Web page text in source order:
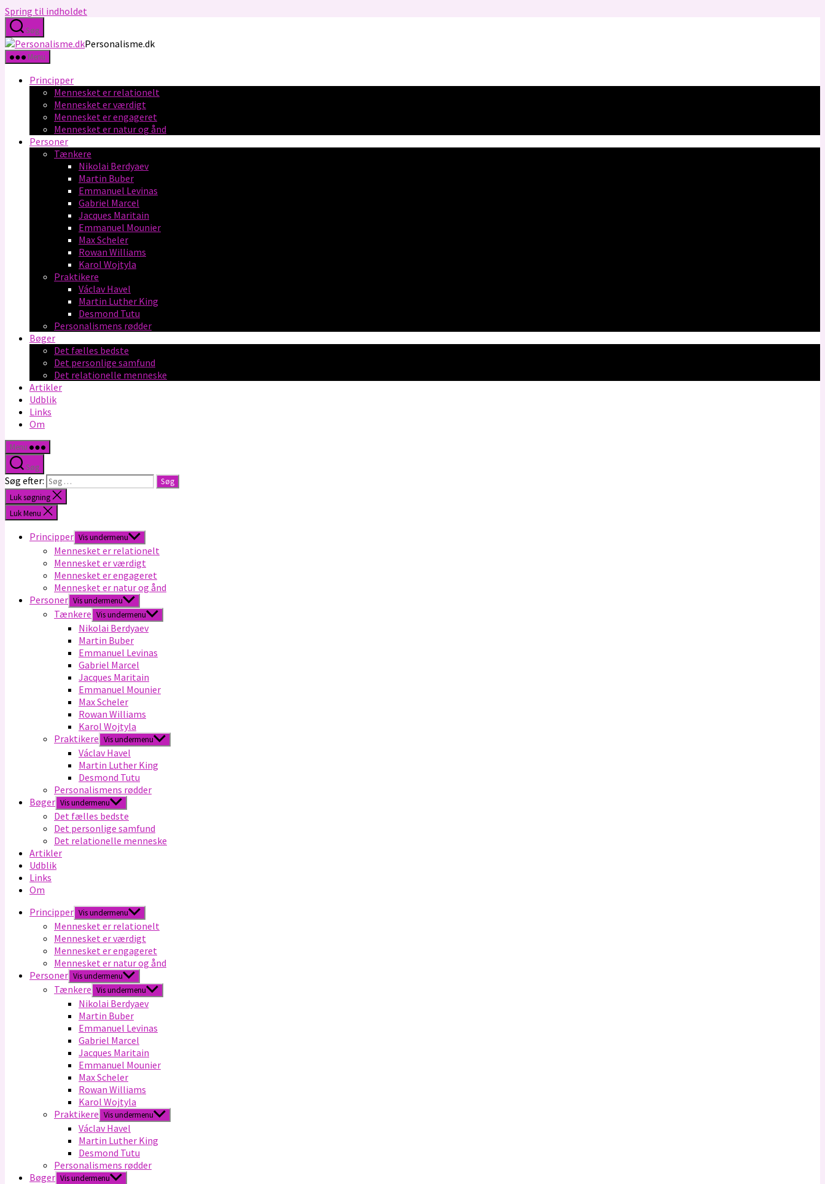
Spring til indholdet
Søg
Personalisme.dk
Menu
Principper
Mennesket er relationelt
Mennesket er værdigt
Mennesket er engageret
Mennesket er natur og ånd
Personer
Tænkere
Nikolai Berdyaev
Martin Buber
Emmanuel Levinas
Gabriel Marcel
Jacques Maritain
Emmanuel Mounier
Max Scheler
Rowan Williams
Karol Wojtyla
Praktikere
Václav Havel
Martin Luther King
Desmond Tutu
Personalismens rødder
Bøger
Det fælles bedste
Det personlige samfund
Det relationelle menneske
Artikler
Udblik
Links
Om
Menu
Søg
Søg efter:
Luk søgning
Luk Menu
Principper Vis undermenu
Mennesket er relationelt
Mennesket er værdigt
Mennesket er engageret
Mennesket er natur og ånd
Personer Vis undermenu
Tænkere Vis undermenu
Nikolai Berdyaev
Martin Buber
Emmanuel Levinas
Gabriel Marcel
Jacques Maritain
Emmanuel Mounier
Max Scheler
Rowan Williams
Karol Wojtyla
Praktikere Vis undermenu
Václav Havel
Martin Luther King
Desmond Tutu
Personalismens rødder
Bøger Vis undermenu
Det fælles bedste
Det personlige samfund
Det relationelle menneske
Artikler
Udblik
Links
Om
Principper Vis undermenu
Mennesket er relationelt
Mennesket er værdigt
Mennesket er engageret
Mennesket er natur og ånd
Personer Vis undermenu
Tænkere Vis undermenu
Nikolai Berdyaev
Martin Buber
Emmanuel Levinas
Gabriel Marcel
Jacques Maritain
Emmanuel Mounier
Max Scheler
Rowan Williams
Karol Wojtyla
Praktikere Vis undermenu
Václav Havel
Martin Luther King
Desmond Tutu
Personalismens rødder
Bøger Vis undermenu